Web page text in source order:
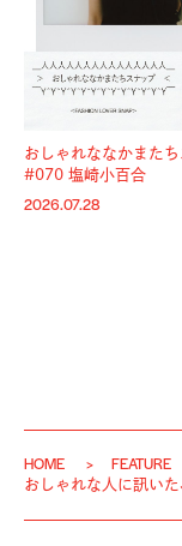
おしゃれななかまた
#070 塩崎小百合
2026.07.28
HOME FEATURE
おしゃれな人に訊い